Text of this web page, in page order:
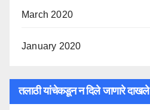
March 2020
January 2020
तलाठी यांचेकडून न दिले जाणारे दाखले